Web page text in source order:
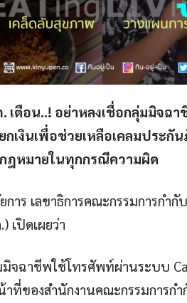
เตือน..! อย่าหลงเชื่อกลุ่มมิจฉ
กเงินเพื่อช่วยเหลือเคลมประกั
ฎหมายในทุกกรณีความผิด
าร เลขาธิการคณะกรรมการกำ
เปิดเผยว่า
จฉาชีพใช้โทรศัพท์ผ่านระบบ
าที่ของสำนักงานคณะกรรมการก